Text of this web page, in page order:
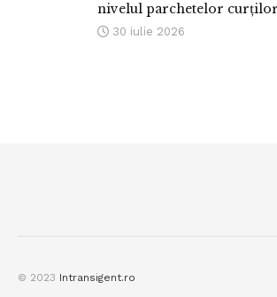
nivelul parchetelor
30 iulie 2026
© 2023 Intransigent.ro